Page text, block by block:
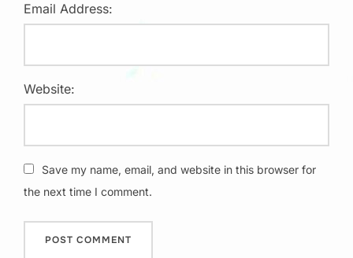
Email Address:
Website:
Save my name, email, and website in this browser for
the next time I comment.